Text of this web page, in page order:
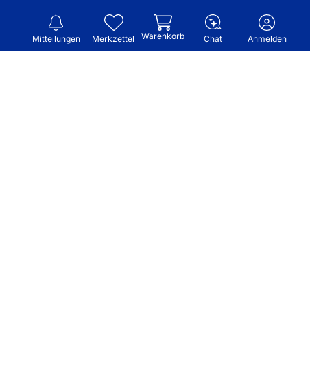
Mitteilungen Merkzettel Warenkorb Chat Anmelden